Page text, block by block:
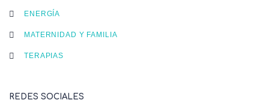
ENERGÍA
MATERNIDAD Y FAMILIA
TERAPIAS
REDES SOCIALES